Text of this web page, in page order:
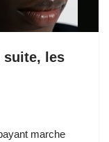
suite, les
marche